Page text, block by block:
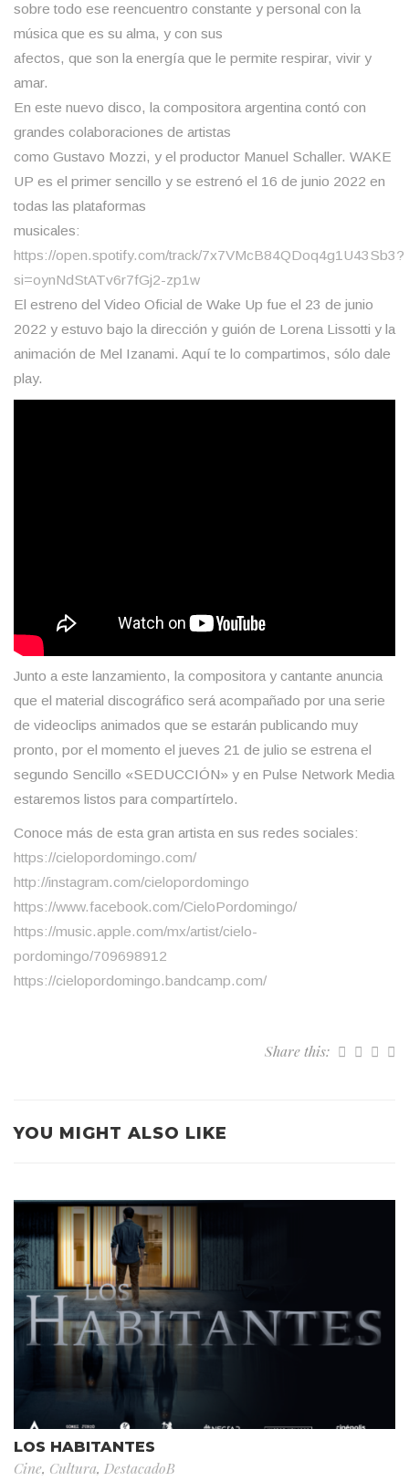
sobre todo ese reencuentro constante y personal con la
música que es su alma, y con sus
afectos, que son la energía que le permite respirar, vivir y
amar.
En este nuevo disco, la compositora argentina contó con
grandes colaboraciones de artistas
como Gustavo Mozzi, y el productor Manuel Schaller. WAKE
UP es el primer sencillo y se estrenó el 16 de junio 2022 en
todas las plataformas
musicales:
https://open.spotify.com/track/7x7VMcB84QDoq4g1U43Sb3?
si=oynNdStATv6r7fGj2-zp1w
El estreno del Video Oficial de Wake Up fue el 23 de junio
2022 y estuvo bajo la dirección y guión de Lorena Lissotti y la
animación de Mel Izanami. Aquí te lo compartimos, sólo dale
play.
Junto a este lanzamiento, la compositora y cantante anuncia
que el material discográfico será acompañado por una serie
de videoclips animados que se estarán publicando muy
pronto, por el momento el jueves 21 de julio se estrena el
segundo Sencillo «SEDUCCIÓN» y en Pulse Network Media
estaremos listos para compartírtelo.
Conoce más de esta gran artista en sus redes sociales:
https://cielopordomingo.com/
http://instagram.com/cielopordomingo
https://www.facebook.com/CieloPordomingo/
https://music.apple.com/mx/artist/cielo-
pordomingo/709698912
https://cielopordomingo.bandcamp.com/
Share this:
YOU MIGHT ALSO LIKE
LOS HABITANTES
Cine, Cultura, DestacadoB